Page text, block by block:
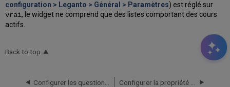
configuration > Leganto > Général > Paramètres) est réglé sur
vrai, le widget ne comprend que des listes comportant des cours
actifs.
Back to top
Configurer les questions de Leganto Configurer la propriété d’une liste de lecture